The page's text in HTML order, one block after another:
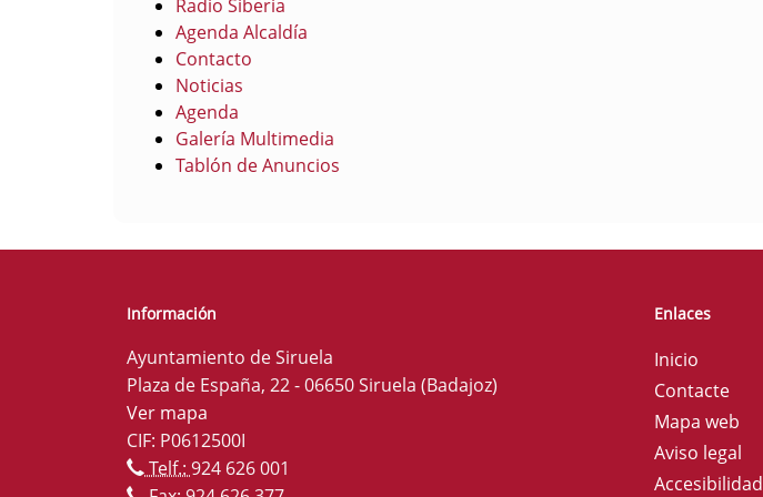
Radio Siberia
Agenda Alcaldía
Contacto
Noticias
Agenda
Galería Multimedia
Tablón de Anuncios
Información
Ayuntamiento de Siruela
Plaza de España, 22 - 06650 Siruela (Badajoz)
Ver mapa
CIF: P0612500I
Telf.: 924 626 001
Enlaces
Inicio
Contacte
Mapa web
Aviso legal
Accesibilidad